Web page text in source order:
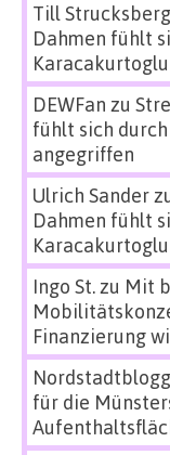
Till Strucksberg
Dahmen fühlt
DEWFan zu
fühlt sich
angegriffen
Ulrich Sander
Dahmen fühlt
Ingo St.zu Mit
Finanzierung
für die